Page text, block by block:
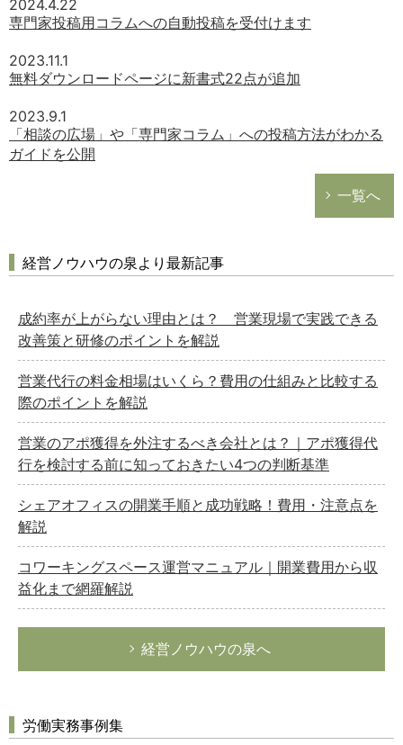
2024.4.22
専門家投稿用コラムへの自動投稿を受付けます
2023.11.1
無料ダウンロードページに新書式22点が追加
2023.9.1
「相談の広場」や「専門家コラム」への投稿方法がわかる
ガイドを公開
一覧へ
経営ノウハウの泉より最新記事
成約率が上がらない理由とは？ 営業現場で実践できる
改善策と研修のポイントを解説
営業代行の料金相場はいくら？費用の仕組みと比較する
際のポイントを解説
営業のアポ獲得を外注するべき会社とは？｜アポ獲得代
行を検討する前に知っておきたい4つの判断基準
シェアオフィスの開業手順と成功戦略！費用・注意点を
解説
コワーキングスペース運営マニュアル｜開業費用から収
益化まで網羅解説
経営ノウハウの泉へ
労働実務事例集